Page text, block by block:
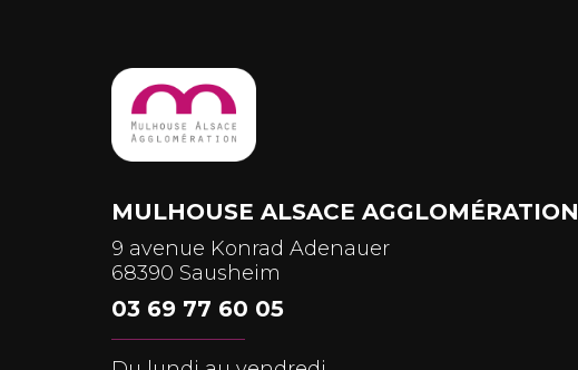
MULHOUSE ALSACE AGGLOMÉRATION
9 avenue Konrad Adenauer
68390 Sausheim
03 69 77 60 05